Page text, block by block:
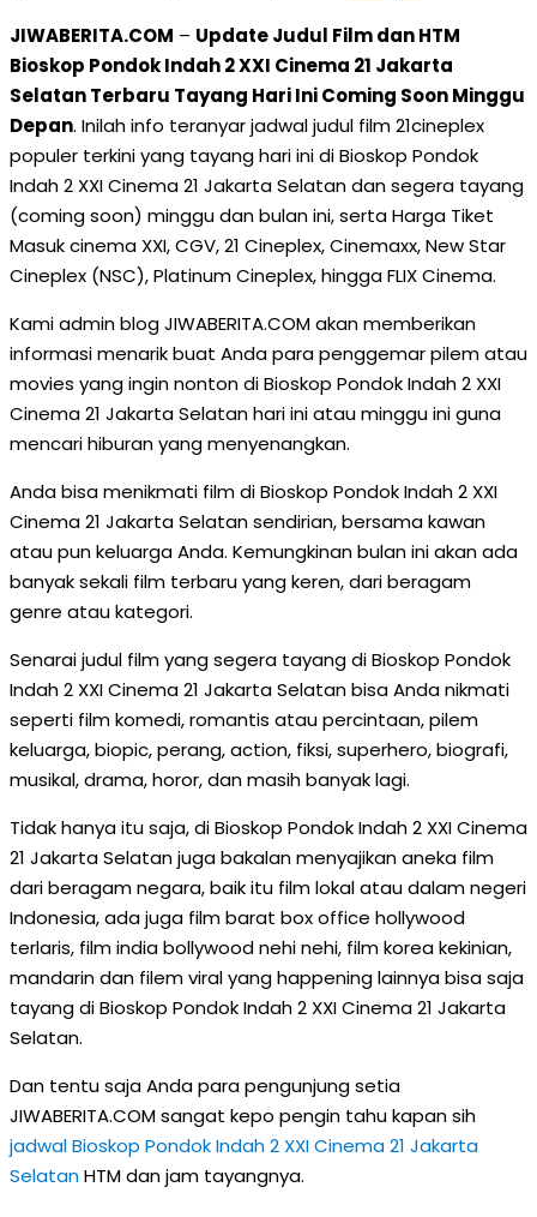
JIWABERITA.COM – Update Judul Film dan HTM
Bioskop Pondok Indah 2 XXI Cinema 21 Jakarta
Selatan Terbaru Tayang Hari Ini Coming Soon Minggu
Depan. Inilah info teranyar jadwal judul film 21cineplex
populer terkini yang tayang hari ini di Bioskop Pondok
Indah 2 XXI Cinema 21 Jakarta Selatan dan segera tayang
(coming soon) minggu dan bulan ini, serta Harga Tiket
Masuk cinema XXI, CGV, 21 Cineplex, Cinemaxx, New Star
Cineplex (NSC), Platinum Cineplex, hingga FLIX Cinema.
Kami admin blog JIWABERITA.COM akan memberikan
informasi menarik buat Anda para penggemar pilem atau
movies yang ingin nonton di Bioskop Pondok Indah 2 XXI
Cinema 21 Jakarta Selatan hari ini atau minggu ini guna
mencari hiburan yang menyenangkan.
Anda bisa menikmati film di Bioskop Pondok Indah 2 XXI
Cinema 21 Jakarta Selatan sendirian, bersama kawan
atau pun keluarga Anda. Kemungkinan bulan ini akan ada
banyak sekali film terbaru yang keren, dari beragam
genre atau kategori.
Senarai judul film yang segera tayang di Bioskop Pondok
Indah 2 XXI Cinema 21 Jakarta Selatan bisa Anda nikmati
seperti film komedi, romantis atau percintaan, pilem
keluarga, biopic, perang, action, fiksi, superhero, biografi,
musikal, drama, horor, dan masih banyak lagi.
Tidak hanya itu saja, di Bioskop Pondok Indah 2 XXI Cinema
21 Jakarta Selatan juga bakalan menyajikan aneka film
dari beragam negara, baik itu film lokal atau dalam negeri
Indonesia, ada juga film barat box office hollywood
terlaris, film india bollywood nehi nehi, film korea kekinian,
mandarin dan filem viral yang happening lainnya bisa saja
tayang di Bioskop Pondok Indah 2 XXI Cinema 21 Jakarta
Selatan.
Dan tentu saja Anda para pengunjung setia
JIWABERITA.COM sangat kepo pengin tahu kapan sih
jadwal Bioskop Pondok Indah 2 XXI Cinema 21 Jakarta
SelatanHTM dan jam tayangnya.